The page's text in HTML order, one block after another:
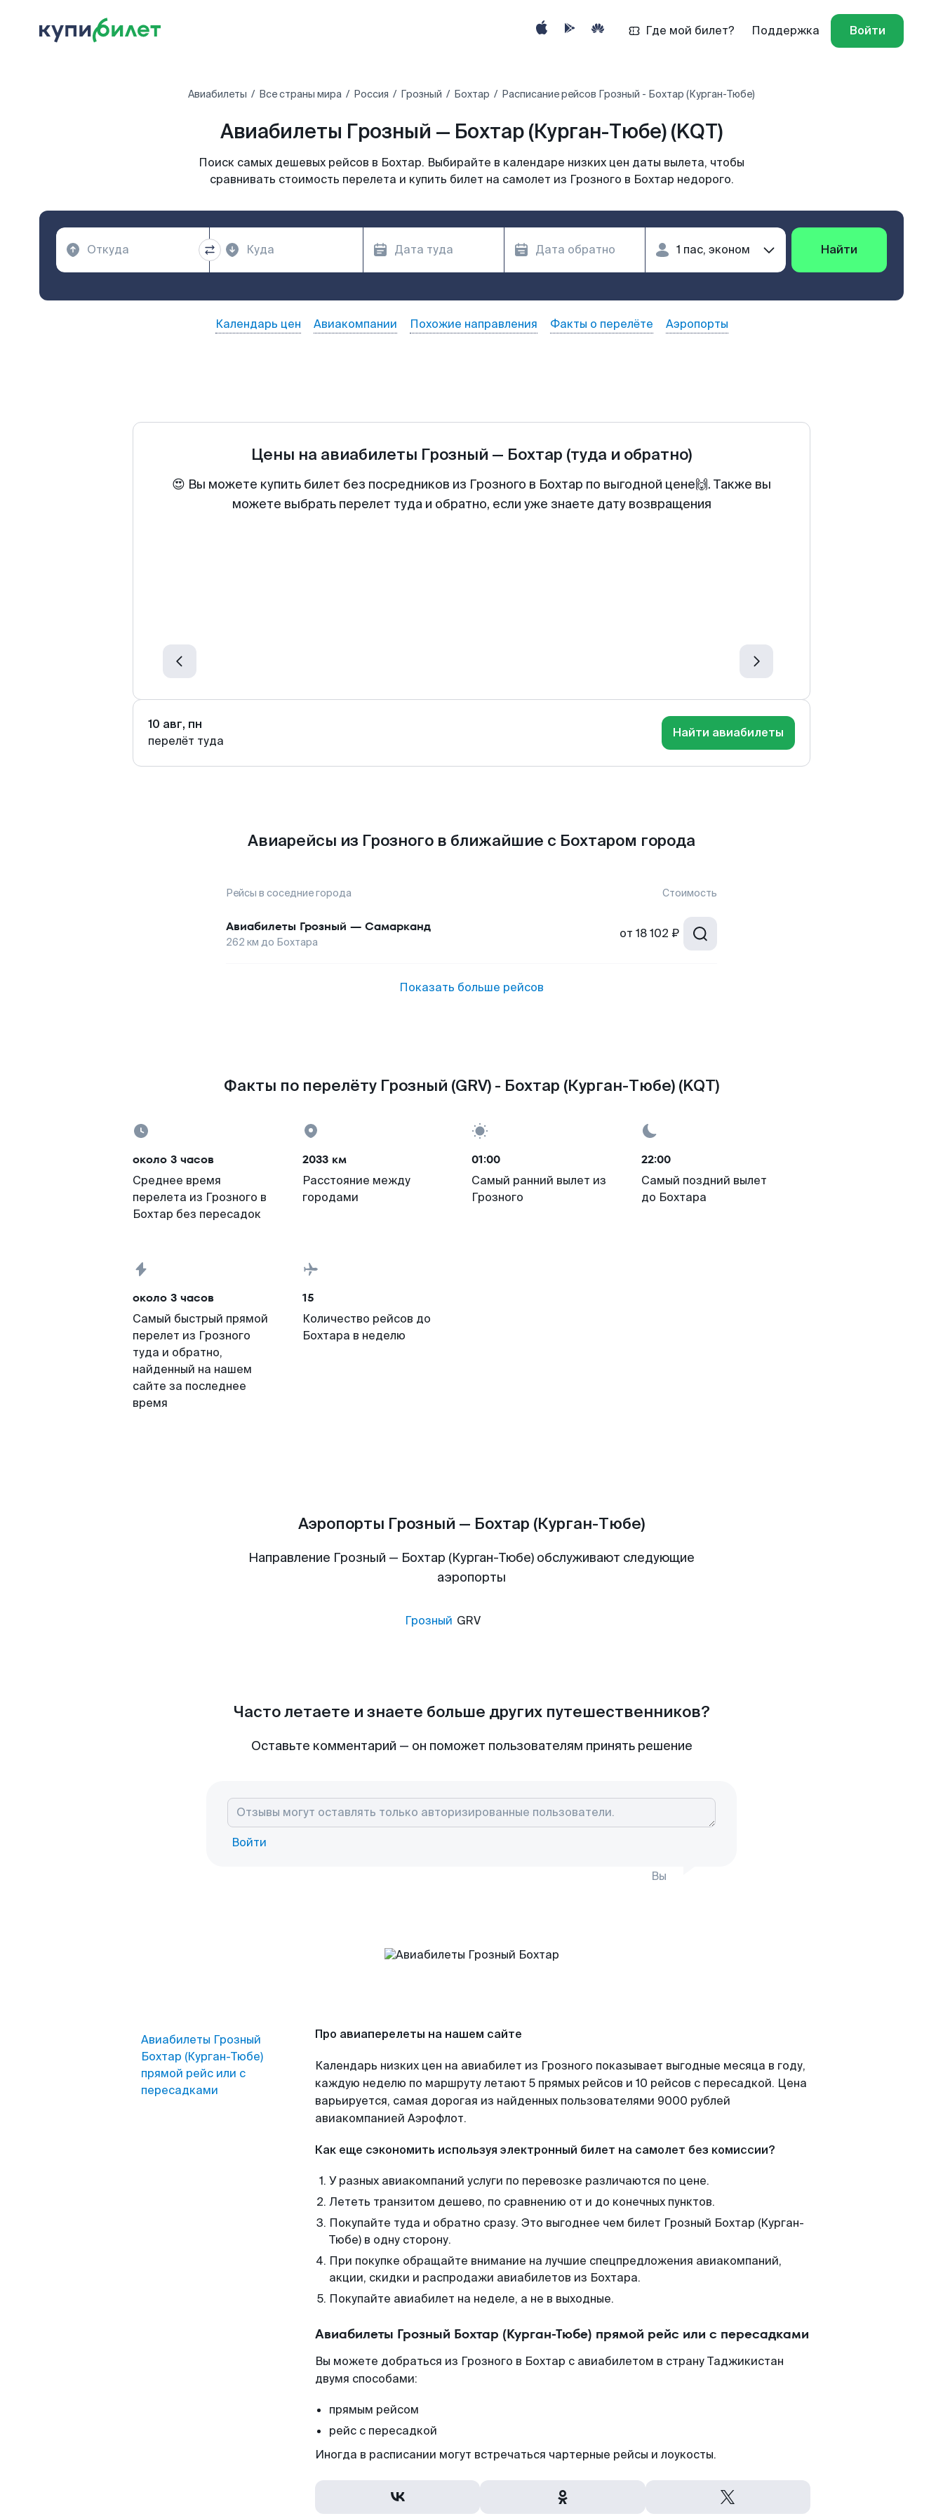
Где мой билет? Поддержка Войти
Авиабилеты Все страны мира Россия Грозный Бохтар Расписание рейсов Грозный - Бохтар (Курган-Тюбе)
Авиабилеты Грозный — Бохтар (Курган-Тюбе) (KQT)
Поиск самых дешевых рейсов в Бохтар. Выбирайте в календаре низких цен даты вылета, чтобы
сравнивать стоимость перелета и купить билет на самолет из Грозного в Бохтар недорого.
Найти
Календарь цен Авиакомпании Похожие направления Факты о перелёте Аэропорты
Цены на авиабилеты Грозный — Бохтар (туда и обратно)
😍 Вы можете купить билет без посредников из Грозного в Бохтар по выгодной цене🙌. Также вы
можете выбрать перелет туда и обратно, если уже знаете дату возвращения
10 авг, пн
перелёт туда
Найти авиабилеты
Авиарейсы из Грозного в ближайшие с Бохтаром города
Рейсы в соседние города Стоимость
Авиабилеты Грозный — Самарканд
262 км до Бохтара
от 18 102 ₽
Показать больше рейсов
Факты по перелёту Грозный (GRV) - Бохтар (Курган-Тюбе) (KQT)
около 3 часов
Среднее время
перелета из Грозного в
Бохтар без пересадок
2033 км
Расстояние между
городами
01:00
Самый ранний вылет из
Грозного
22:00
Самый поздний вылет
до Бохтара
около 3 часов
Самый быстрый прямой
перелет из Грозного
туда и обратно,
найденный на нашем
сайте за последнее
время
15
Количество рейсов до
Бохтара в неделю
Аэропорты Грозный — Бохтар (Курган-Тюбе)
Направление Грозный — Бохтар (Курган-Тюбе) обслуживают следующие
аэропорты
Грозный GRV
Часто летаете и знаете больше других путешественников?
Оставьте комментарий — он поможет пользователям принять решение
Войти
Вы
Авиабилеты Грозный
Бохтар (Курган-Тюбе)
прямой рейс или с
пересадками
Про авиаперелеты на нашем сайте
Календарь низких цен на авиабилет из Грозного показывает выгодные месяца в году,
каждую неделю по маршруту летают 5 прямых рейсов и 10 рейсов с пересадкой. Цена
варьируется, самая дорогая из найденных пользователями 9000 рублей
авиакомпанией Аэрофлот.
Как еще сэкономить используя электронный билет на самолет без комиссии?
У разных авиакомпаний услуги по перевозке различаются по цене.
Лететь транзитом дешево, по сравнению от и до конечных пунктов.
Покупайте туда и обратно сразу. Это выгоднее чем билет Грозный Бохтар (Курган-
Тюбе) в одну сторону.
При покупке обращайте внимание на лучшие спецпредложения авиакомпаний,
акции, скидки и распродажи авиабилетов из Бохтара.
Покупайте авиабилет на неделе, а не в выходные.
Авиабилеты Грозный Бохтар (Курган-Тюбе) прямой рейс или с пересадками
Вы можете добраться из Грозного в Бохтар с авиабилетом в страну Таджикистан
двумя способами:
прямым рейсом
рейс с пересадкой
Иногда в расписании могут встречаться чартерные рейсы и лоукосты.